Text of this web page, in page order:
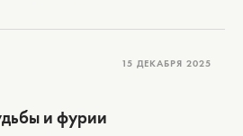
15 ДЕКАБРЯ 2025
и фурии